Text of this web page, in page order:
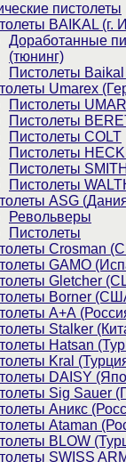
пистолеты
BAIKAL (г.
Доработанные
(тюнинг)
Пистолеты
Umarex
Пистолеты
Пистолеты
Пистолеты COLT
Пистолеты
Пистолеты
Пистолеты
ASG
Револьверы
Пистолеты
Crosman
GAMO
Gletcher
Borner
А+А
Stalker
Hatsan
Kral
DAISY
Sig Sauer
Аникс
Ataman
BLOW
SWISS